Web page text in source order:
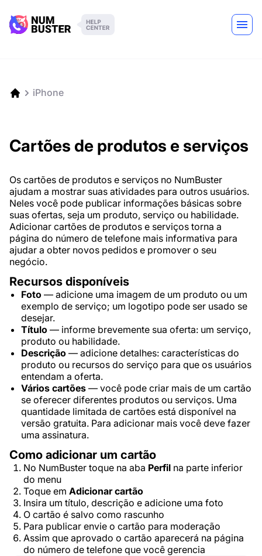
iPhone
Cartões de produtos e serviços
Os cartões de produtos e serviços no NumBuster
ajudam a mostrar suas atividades para outros usuários.
Neles você pode publicar informações básicas sobre
suas ofertas, seja um produto, serviço ou habilidade.
Adicionar cartões de produtos e serviços torna a
página do número de telefone mais informativa para
ajudar a obter novos pedidos e promover o seu
negócio.
Recursos disponíveis
Foto — adicione uma imagem de um produto ou um
exemplo de serviço; um logotipo pode ser usado se
desejar.
Título — informe brevemente sua oferta: um serviço,
produto ou habilidade.
Descrição — adicione detalhes: características do
produto ou recursos do serviço para que os usuários
entendam a oferta.
Vários cartões — você pode criar mais de um cartão
se oferecer diferentes produtos ou serviços. Uma
quantidade limitada de cartões está disponível na
versão gratuita. Para adicionar mais você deve fazer
uma assinatura.
Como adicionar um cartão
No NumBuster toque na aba Perfil na parte inferior
do menu
Toque em Adicionar cartão
Insira um título, descrição e adicione uma foto
O cartão é salvo como rascunho
Para publicar envie o cartão para moderação
Assim que aprovado o cartão aparecerá na página
do número de telefone que você gerencia